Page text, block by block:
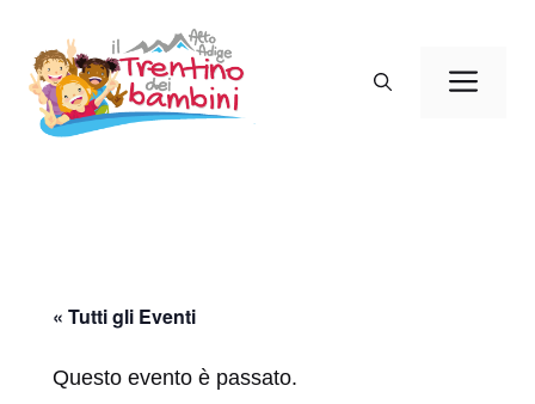
contenuto
« Tutti gli Eventi
Questo evento è passato.